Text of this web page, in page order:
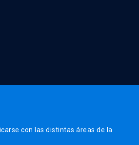
con las distintas áreas de la